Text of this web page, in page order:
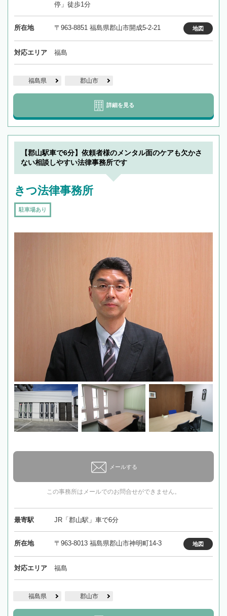
停」徒歩1分
所在地 〒963-8851 福島県郡山市開成5-2-21 地図
対応エリア 福島
福島県 郡山市
詳細を見る
【郡山駅車で6分】依頼者様のメンタル面のケアも欠かさ
ない相談しやすい法律事務所です
きつ法律事務所
駐車場あり
メールする
この事務所はメールでのお問合せができません。
最寄駅 JR「郡山駅」車で6分
所在地 〒963-8013 福島県郡山市神明町14-3 地図
対応エリア 福島
福島県 郡山市